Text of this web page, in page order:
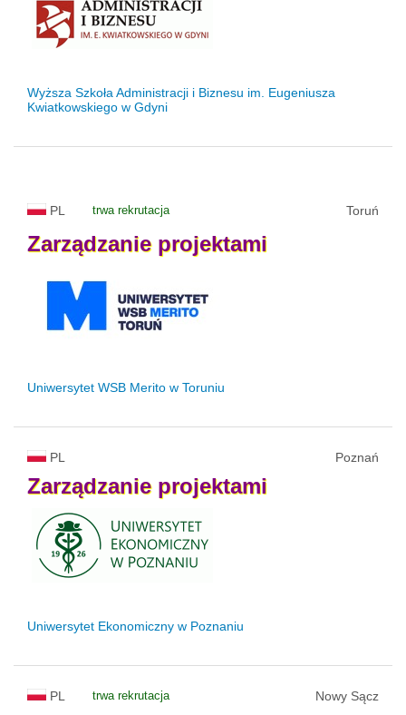
Wyższa Szkoła Administracji i Biznesu im. Eugeniusza
Kwiatkowskiego w Gdyni
PL trwa rekrutacja Toruń
Zarządzanie projektami
Uniwersytet WSB Merito w Toruniu
PL Poznań
Zarządzanie projektami
Uniwersytet Ekonomiczny w Poznaniu
PL trwa rekrutacja Nowy Sącz